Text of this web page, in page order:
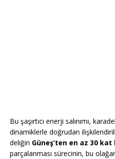
Bu şaşırtıcı enerji salınımı,
dinamiklerle doğrudan
deliğin Güneş’ten en az 30 kat
parçalanması sürecinin, bu